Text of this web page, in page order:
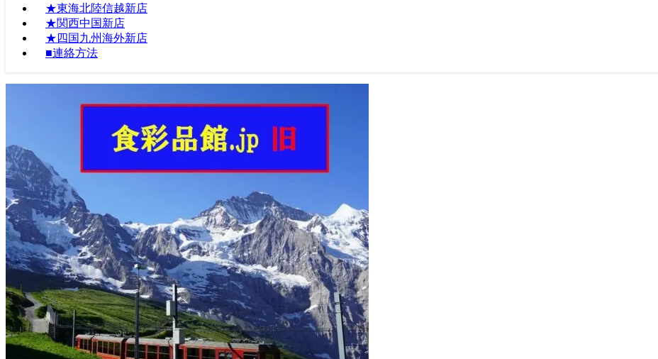
★東海北陸信越新店
★関西中国新店
★四国九州海外新店
■連絡方法